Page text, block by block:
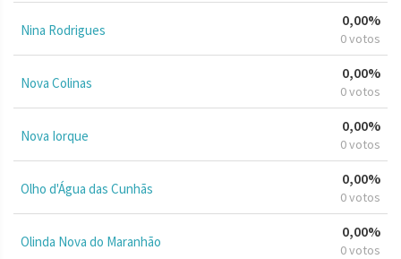
Nina Rodrigues
0,00%
0 votos
Nova Colinas
0,00%
0 votos
Nova Iorque
0,00%
0 votos
Olho d'Água das Cunhãs
0,00%
0 votos
Olinda Nova do Maranhão
0,00%
0 votos